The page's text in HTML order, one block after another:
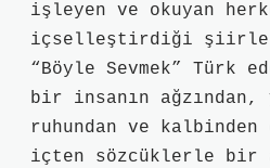
işleyen ve okuyan
içselleştirdiği
“Böyle Sevmek” Türk
bir insanın ağzından,
ruhundan ve kalbinden
içten sözcüklerle bir